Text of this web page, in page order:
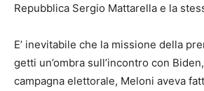
Repubblica Sergio Mattarella e la
E’ inevitabile che la missione della
getti un’ombra sull’incontro con
campagna elettorale, Meloni aveva